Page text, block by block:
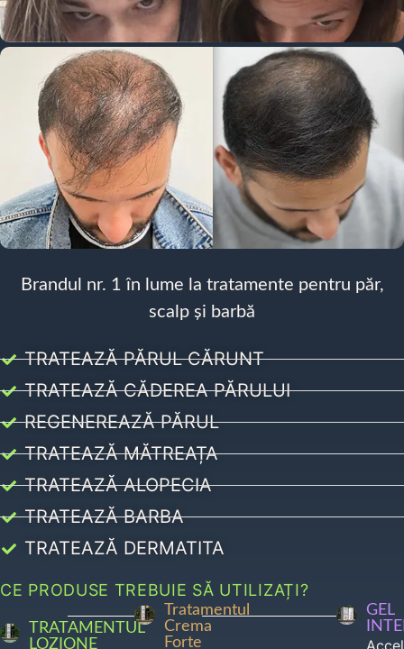
Brandul nr. 1 în lume la tratamente pentru păr,
scalp și barbă
TRATEAZĂ PĂRUL CĂRUNT
TRATEAZĂ CĂDEREA PĂRULUI
REGENEREAZĂ PĂRUL
TRATEAZĂ MĂTREAȚA
TRATEAZĂ ALOPECIA
TRATEAZĂ BARBA
TRATEAZĂ DERMATITA
CE PRODUSE TREBUIE SĂ UTILIZAȚI?
TRATAMENTUL
LOZIONE
Tratamentul
Crema
Forte
GEL